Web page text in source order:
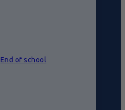
End of school